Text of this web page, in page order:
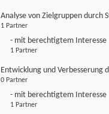
Analyse von Zielgruppen durch
1 Partner
- mit berechtigtem Interesse
1 Partner
Entwicklung und Verbesserung
0 Partner
- mit berechtigtem Interesse
1 Partner